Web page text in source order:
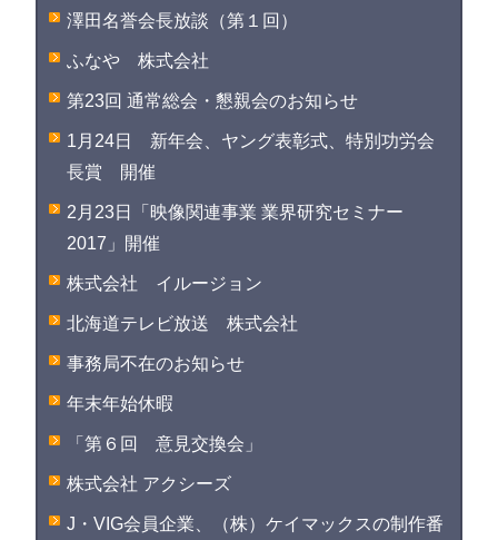
澤田名誉会長放談（第１回）
ふなや 株式会社
第23回 通常総会・懇親会のお知らせ
1月24日 新年会、ヤング表彰式、特別功労会
長賞 開催
2月23日「映像関連事業 業界研究セミナー
2017」開催
株式会社 イルージョン
北海道テレビ放送 株式会社
事務局不在のお知らせ
年末年始休暇
「第６回 意見交換会」
株式会社 アクシーズ
J・VIG会員企業、（株）ケイマックスの制作番